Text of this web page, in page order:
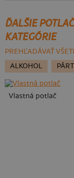
ĎALŠIE
KATEGÓRIE
PREHĽADÁVAŤ
ALKOHOL
Vlastná potlač